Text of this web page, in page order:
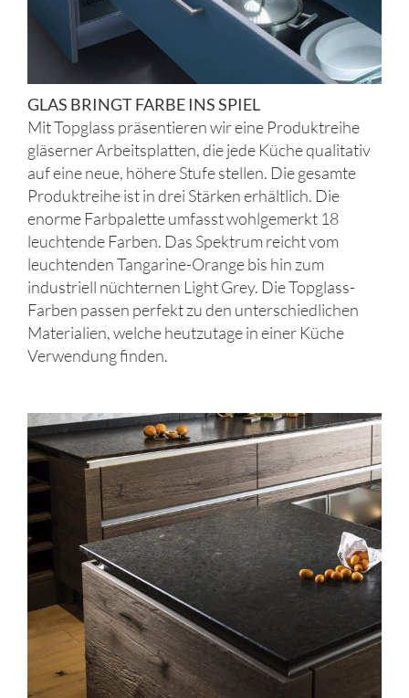
GLAS BRINGT FARBE INS SPIEL
Mit Topglass präsentieren wir eine Produktreihe
gläserner Arbeitsplatten, die jede Küche qualitativ
auf eine neue, höhere Stufe stellen. Die gesamte
Produktreihe ist in drei Stärken erhältlich. Die
enorme Farbpalette umfasst wohlgemerkt 18
leuchtende Farben. Das Spektrum reicht vom
leuchtenden Tangarine-Orange bis hin zum
industriell nüchternen Light Grey. Die Topglass-
Farben passen perfekt zu den unterschiedlichen
Materialien, welche heutzutage in einer Küche
Verwendung finden.